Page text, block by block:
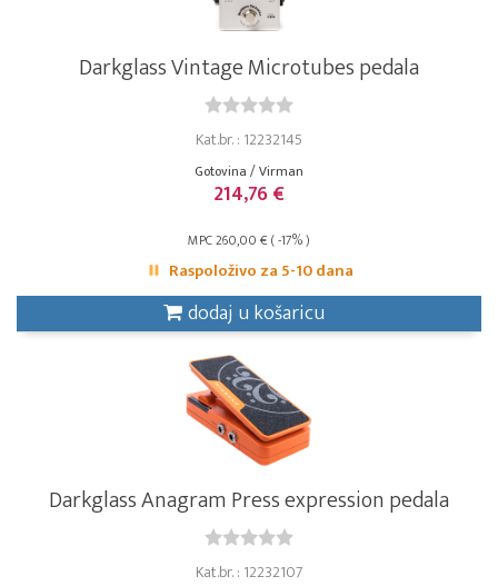
Darkglass Vintage Microtubes pedala
Kat.br. : 12232145
Gotovina / Virman
214,76 €
MPC 260,00 € ( -17% )
Raspoloživo za 5-10 dana
dodaj u košaricu
Darkglass Anagram Press expression pedala
Kat.br. : 12232107